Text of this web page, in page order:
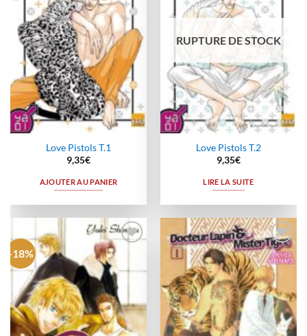
Love Pistols T.1
9,35€
AJOUTER AU PANIER
RUPTURE DE STOCK
Love Pistols T.2
9,35€
LIRE LA SUITE
-18%
Ajouter
wishlist
Ajouter
à la
wishlist